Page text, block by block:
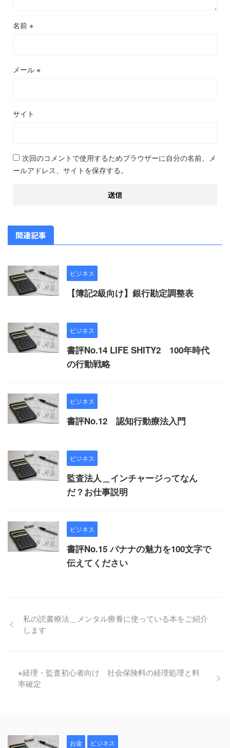
名前 ※
メール ※
サイト
次回のコメントで使用するためブラウザーに自分の名前、メ
ールアドレス、サイトを保存する。
関連記事
ビジネス
【簿記2級向け】銀行勘定調整表
ビジネス
書評No.14 LIFE SHITY2 100年時代
の行動戦略
ビジネス
書評No.12 認知行動療法入門
ビジネス
監査法人＿インチャージってなん
だ？お仕事説明
ビジネス
書評No.15 バナナの魅力を100文字で
伝えてください
私の読書療法＿メンタル療養に使っている本をご紹介
します
※経理・監査初心者向け 社会保険料の経理処理と料
率確定
お金 ビジネス